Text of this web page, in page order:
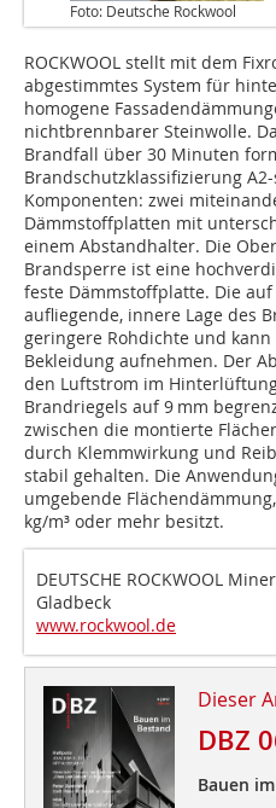
Foto: Deutsche Rockwool
ROCKWOOL stellt mit dem
abgestimmtes System für
homogene
nichtbrennbarer Steinwolle.
Brandfall über 30 Minuten
Brandschutzklassifizierung
Komponenten: zwei
Dämmstoffplatten mit
einem Abstandhalter. Die
Brandsperre ist eine
feste Dämmstoffplatte. Die
aufliegende, innere Lage des
geringere Rohdichte und
Bekleidung aufnehmen. Der
den Luftstrom im
Brandriegels auf 9 mm
zwischen die montierte
durch Klemmwirkung und
stabil gehalten. Die
umgebende
kg/m³ oder mehr besitzt.
DEUTSCHE ROCKWOOL
Gladbeck
www.rockwool.de
Dieser
DBZ
Bauen